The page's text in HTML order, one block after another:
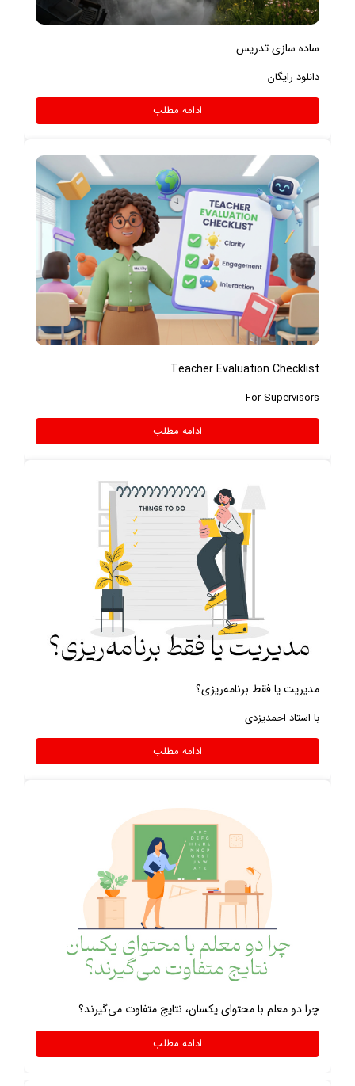
ساده سازی تدریس
دانلود رایگان
ادامه مطلب
Teacher Evaluation Checklist
For Supervisors
ادامه مطلب
مدیریت یا فقط برنامه‌ریزی؟
با استاد احمدیزدی
ادامه مطلب
چرا دو معلم با محتوای یکسان، نتایج متفاوت می‌گیرند؟
ادامه مطلب